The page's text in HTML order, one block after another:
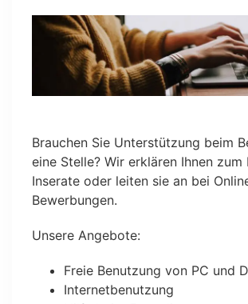
Brauchen Sie Unterstützung beim
eine Stelle? Wir erklären Ihnen zum
Inserate oder leiten sie an bei
Bewerbungen.
Unsere Angebote:
Freie Benutzung von PC und
Internetbenutzung